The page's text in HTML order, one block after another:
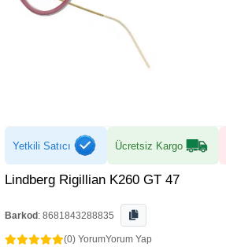
Yetkili Satıcı Ücretsiz Kargo
Lindberg Rigillian K260 GT 47
Barkod : 8681843288835
(0) YorumYorum Yap